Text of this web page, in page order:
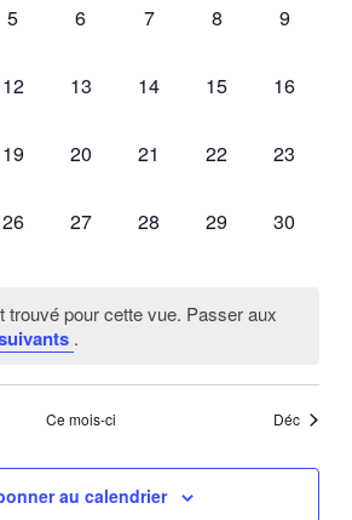
vues
0
5
0
6
0
7
0
8
0
9
0
12
0
13
0
14
0
15
0
16
0
19
0
20
0
21
0
22
0
23
0
26
0
27
0
28
0
29
0
30
trouvé pour cette vue. Passer aux
.
Ce mois-ci Déc
au calendrier